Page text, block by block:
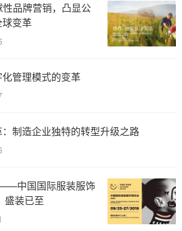
品牌营销，凸显公
变革
管理模式的变革
制造企业独特的转型升级之路
中国国际服装服饰
盛装已至